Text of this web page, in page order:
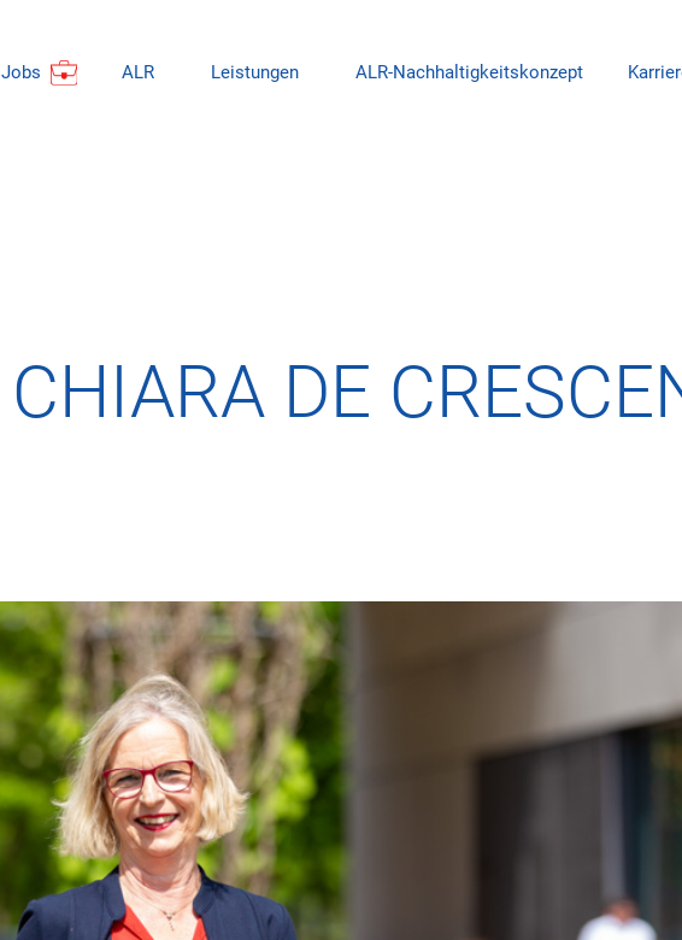
Jobs ALR Leistungen ALR-Nachhaltigkeitskonzept
CHIARA DE